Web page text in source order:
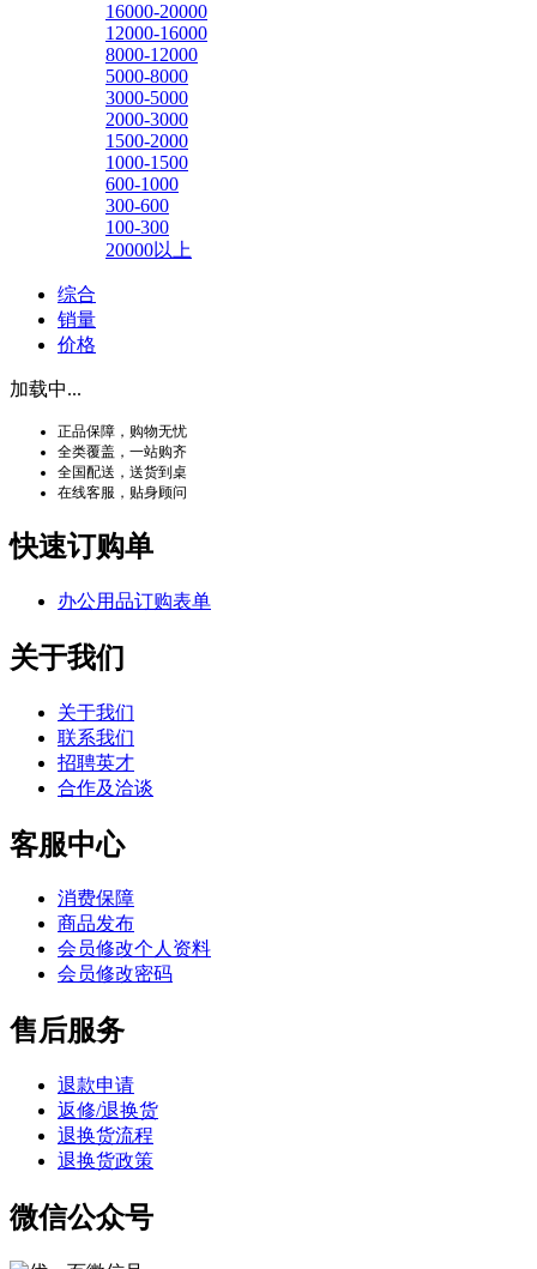
16000-20000
12000-16000
8000-12000
5000-8000
3000-5000
2000-3000
1500-2000
1000-1500
600-1000
300-600
100-300
20000以上
综合
销量
价格
加载中...
正品保障，购物无忧
全类覆盖，一站购齐
全国配送，送货到桌
在线客服，贴身顾问
快速订购单
办公用品订购表单
关于我们
关于我们
联系我们
招聘英才
合作及洽谈
客服中心
消费保障
商品发布
会员修改个人资料
会员修改密码
售后服务
退款申请
返修/退换货
退换货流程
退换货政策
微信公众号